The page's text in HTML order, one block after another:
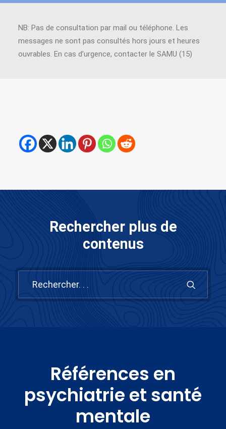
NB: Pas de consultation par mail ou téléphone. Les
messages ne sont pas consultés hors jours et heures
ouvrables. En cas d’urgence, contacter le SAMU (15)
Rechercher plus de
contenus
Références en
psychiatrie et santé
mentale